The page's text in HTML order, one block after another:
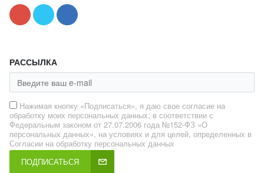
РАССЫЛКА
Нажимая кнопку «Подписаться», я даю свое согласие на
обработку моих персональных данных, в соответствии с
Федеральным законом от 27.07.2006 года №152-ФЗ «О
персональных данных», на условиях и для целей, определенных в
Согласии на обработку персональных данных
ПОДПИСАТЬСЯ